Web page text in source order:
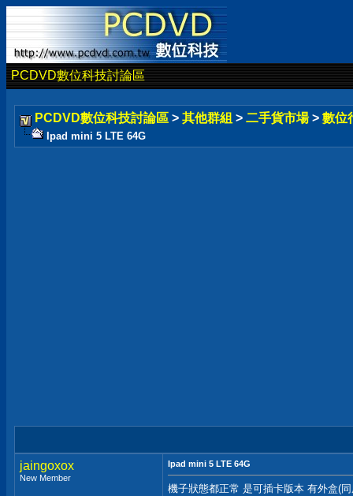
PCDVD數位科技討論區
PCDVD數位科技討論區 > 其他群組 > 二手貨市場 > 數位
Ipad mini 5 LTE 64G
jaingoxox
New Member
Ipad mini 5 LTE 64G
機子狀態都正常 是可插卡版本 有外盒(